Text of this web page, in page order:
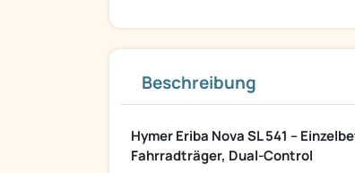
Beschreibung
Hymer Eriba Nova SL 541 –
Fahrradträger, Dual-Control